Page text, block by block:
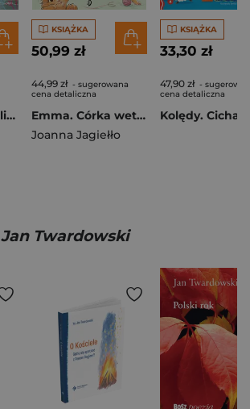
Niesamowita Dolina Muminków
KSIĄŻKA
50,99 zł
44,99 zł - sugerowana
cena detaliczna
Emma. Córka weterynarza. Emma, Tom 1
Joanna Jagiełło
KSIĄŻKA
33,30 zł
47,90 zł -
cena detaliczna
Jan Twardowski